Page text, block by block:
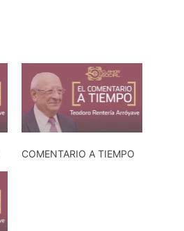
COMENTARIO A TIEMPO